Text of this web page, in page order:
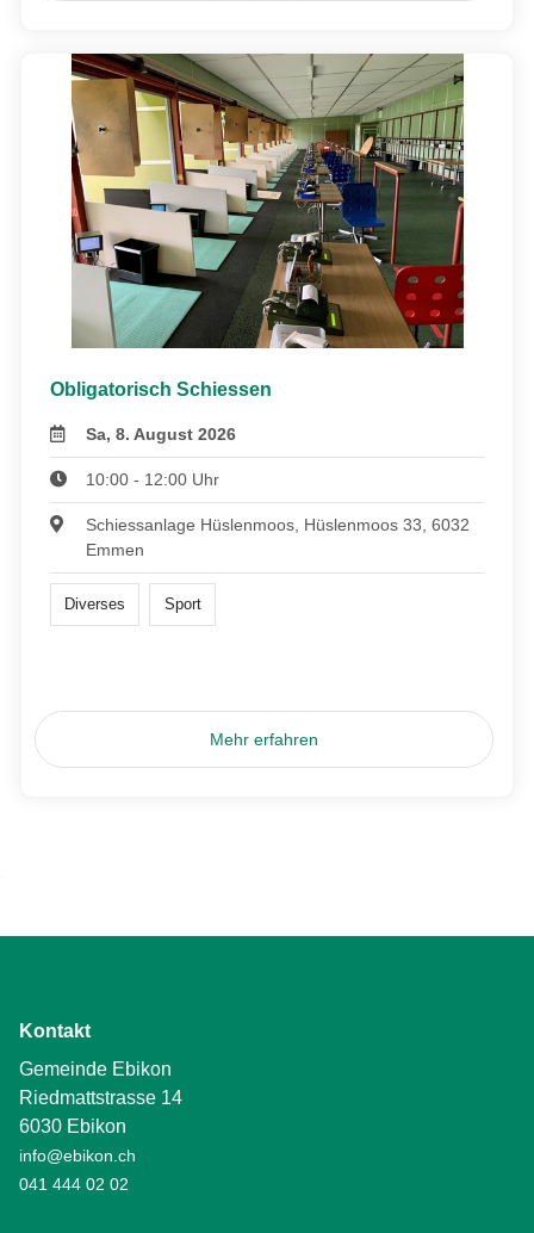
Obligatorisch Schiessen
Sa, 8. August 2026
10:00 - 12:00 Uhr
Schiessanlage Hüslenmoos, Hüslenmoos 33, 6032
Emmen
Diverses Sport
Mehr erfahren
Kontakt
Gemeinde Ebikon
Riedmattstrasse 14
6030 Ebikon
info@ebikon.ch
041 444 02 02